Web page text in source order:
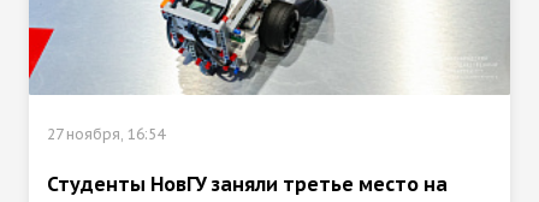
27 ноября, 16:54
Студенты НовГУ заняли третье место на